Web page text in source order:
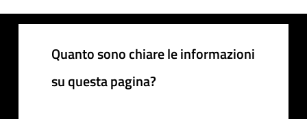
Quanto sono chiare le informazioni
su questa pagina?